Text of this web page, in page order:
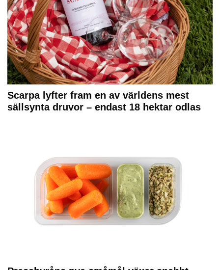
Scarpa lyfter fram en av världens mest
sällsynta druvor – endast 18 hektar odlas